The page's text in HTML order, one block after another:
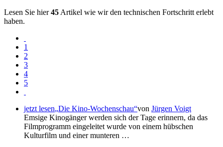
Lesen Sie hier45 Artikel wie wir den technischen Fortschritt erlebt
haben.
1
2
3
4
5
jetzt lesen Die Kino-Wochenschau von Jürgen Voigt
Emsige Kinogänger werden sich der Tage erinnern, da das
Filmprogramm eingeleitet wurde von einem hübschen
Kulturfilm und einer munteren …